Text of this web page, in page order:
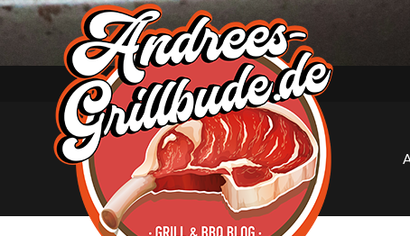
Andree
´s
Grillbude
–
Grill
BBQ